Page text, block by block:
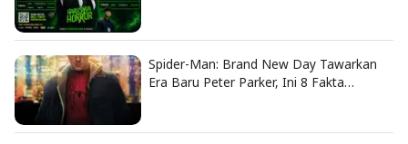
Spider-Man: Brand New Day Tawarkan
Era Baru Peter Parker, Ini 8 Fakta